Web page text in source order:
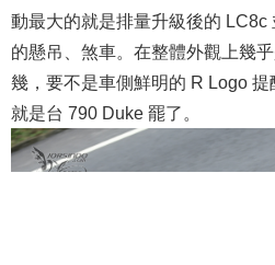
動最大的就是排量升級後的 LC8c
的懸吊、煞車。在整體外觀上幾
幾，要不是車側鮮明的 R Logo
就是台 790 Duke 罷了。